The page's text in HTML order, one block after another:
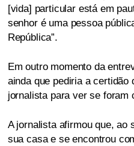
[vida] particular está em
senhor é uma pessoa
República”.
Em outro momento da
ainda que pediria a certidão
jornalista para ver se foram
A jornalista afirmou que, ao
sua casa e se encontrou